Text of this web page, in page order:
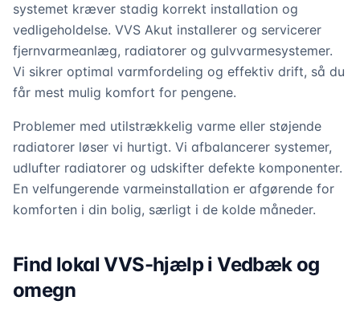
systemet kræver stadig korrekt installation og
vedligeholdelse. VVS Akut installerer og servicerer
fjernvarmeanlæg, radiatorer og gulvvarmesystemer.
Vi sikrer optimal varmfordeling og effektiv drift, så du
får mest mulig komfort for pengene.
Problemer med utilstrækkelig varme eller støjende
radiatorer løser vi hurtigt. Vi afbalancerer systemer,
udlufter radiatorer og udskifter defekte komponenter.
En velfungerende varmeinstallation er afgørende for
komforten i din bolig, særligt i de kolde måneder.
Find lokal VVS-hjælp i Vedbæk og
omegn